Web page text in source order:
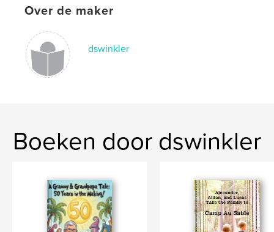
Scrapbooking , Scrapbook
Over de maker
dswinkler
Boeken door dswinkler